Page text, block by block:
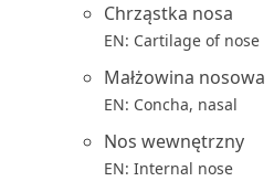
Chrząstka nosa
EN: Cartilage of nose
Małżowina nosowa
EN: Concha, nasal
Nos wewnętrzny
EN: Internal nose